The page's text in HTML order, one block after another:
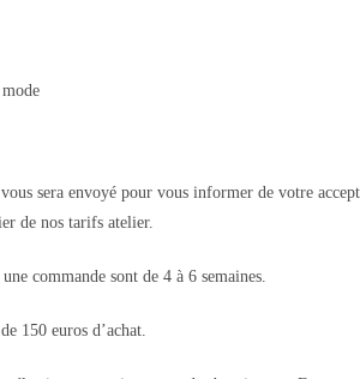
sera envoyé pour vous informer de votre
de nos tarifs atelier.
commande sont de 4 à 6 semaines.
150 euros d’achat.